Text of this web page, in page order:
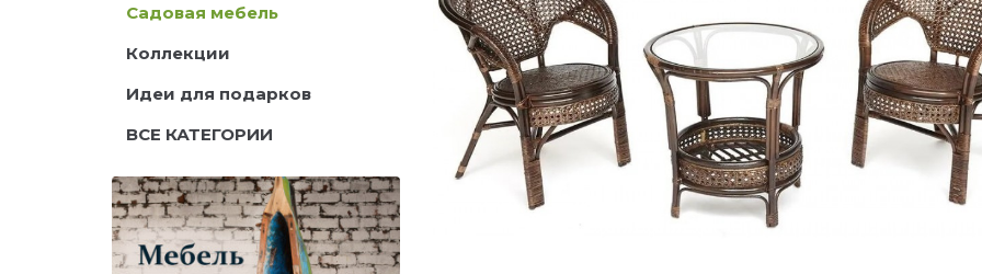
Садовая мебель
Коллекции
Идеи для подарков
ВСЕ КАТЕГОРИИ